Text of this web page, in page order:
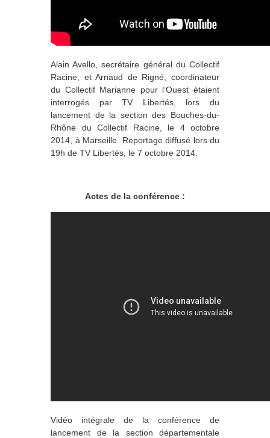
Alain Avello, secrétaire général du Collectif
Racine, et Arnaud de Rigné, coordinateur
du Collectif Marianne pour l’Ouest étaient
interrogés par TV Libertés, lors du
lancement de la section des Bouches-du-
Rhône du Collectif Racine, le 4 octobre
2014, à Marseille. Reportage diffusé lors du
19h de TV Libertés, le 7 octobre 2014.
Actes de la conférence :
Vidéo intégrale de la conférence de
lancement de la section départementale